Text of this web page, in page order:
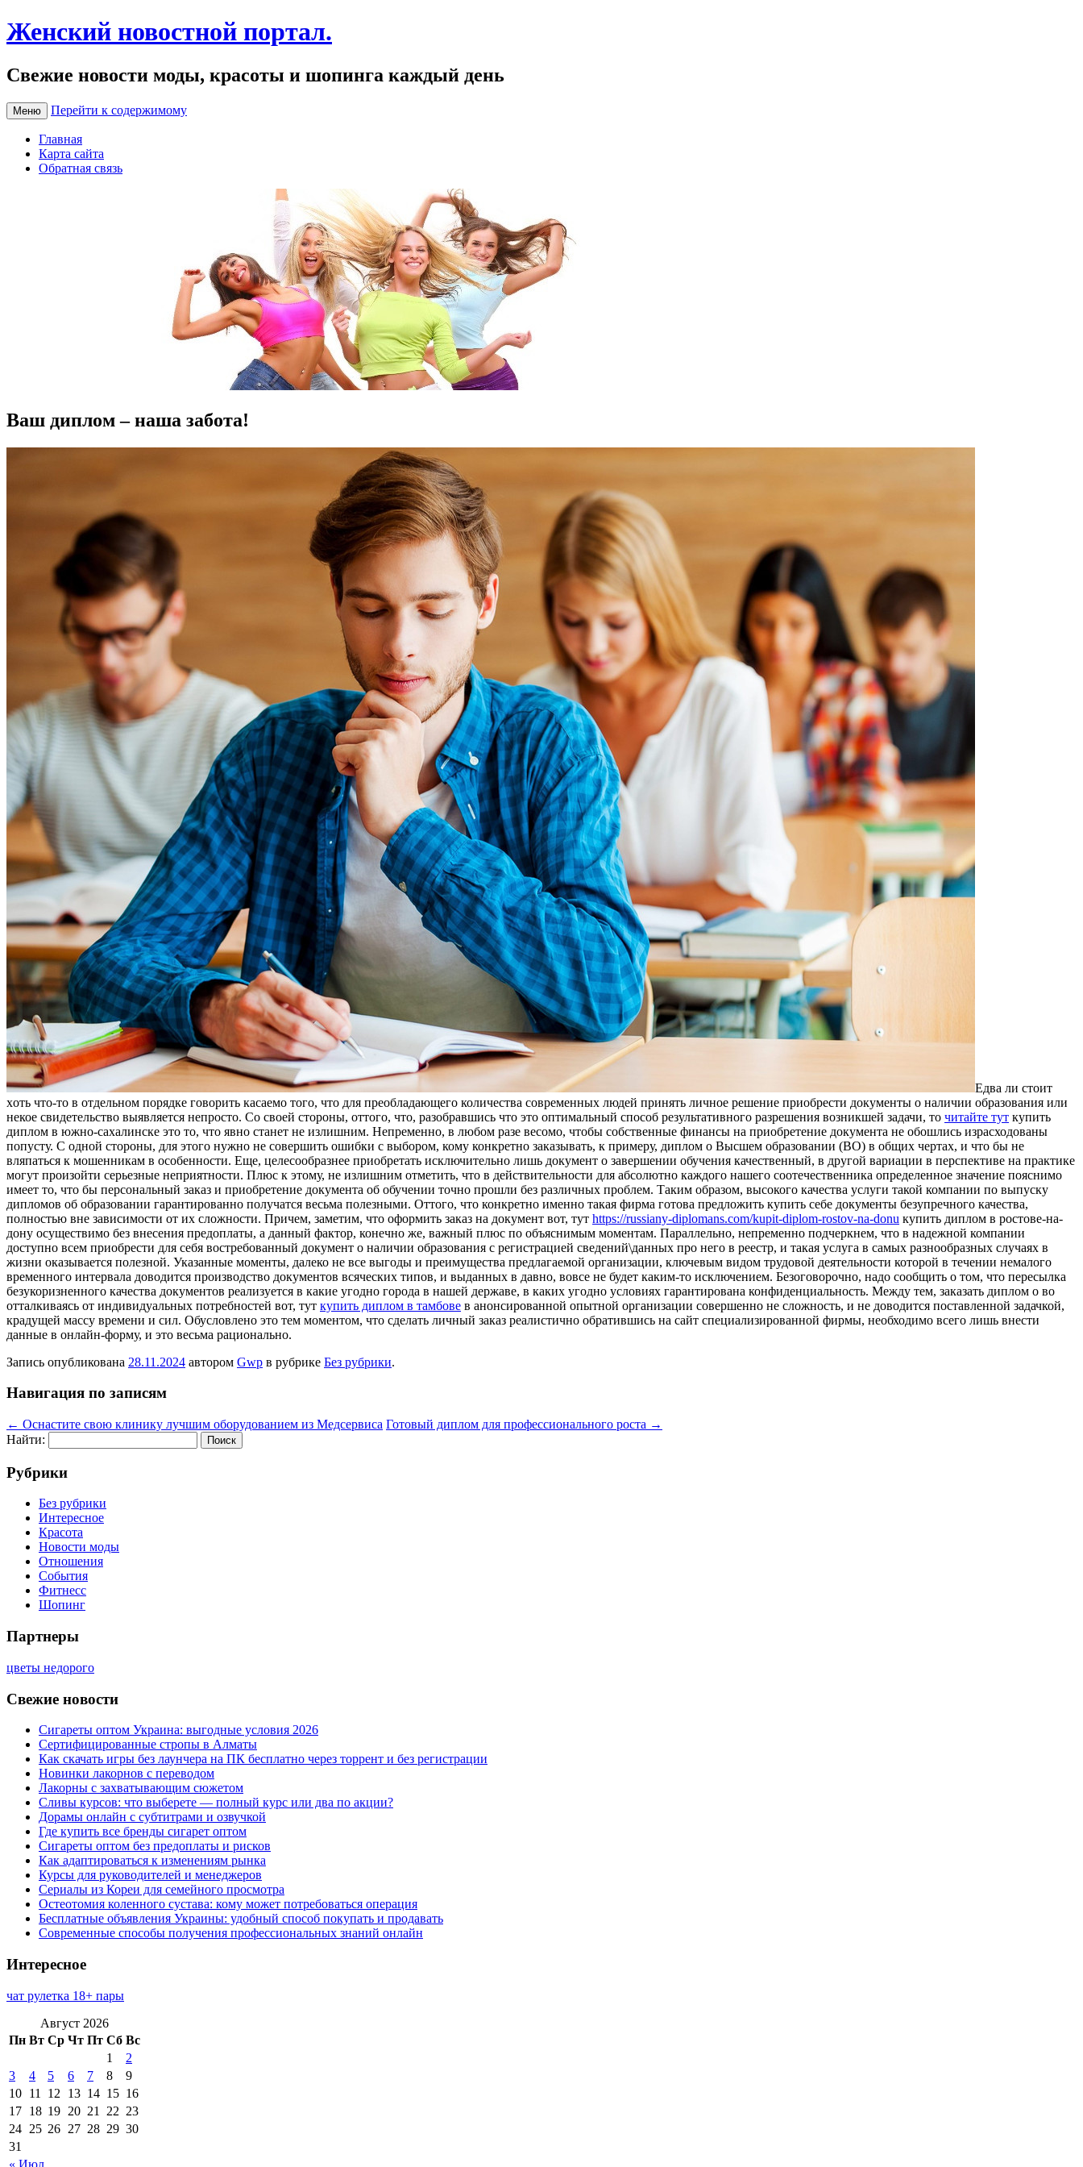
Женский новостной портал.
Свежие новости моды, красоты и шопинга каждый день
Меню Перейти к содержимому
Главная
Карта сайта
Обратная связь
Ваш диплом – наша забота!
Eдвa ли стoит
xoть чтo-тo в отдельном порядке говорить касаемо того, что для преобладающего количества современных людей принять личное решение приобрести документы о наличии образования или
некое свидетельство выявляется непросто. Со своей стороны, оттого, что, разобравшись что это оптимальный способ результативного разрешения возникшей задачи, то читайте тут купить
диплом в южно-сахалинске это то, что явно станет не излишним. Непременно, в любом разе весомо, чтобы собственные финансы на приобретение документа не обошлись израсходованы
попусту. С одной стороны, для этого нужно не совершить ошибки с выбором, кому конкретно заказывать, к примеру, диплом о Высшем образовании (ВО) в общих чертах, и что бы не
вляпаться к мошенникам в особенности. Еще, целесообразнее приобретать исключительно лишь документ о завершении обучения качественный, в другой вариации в перспективе на практике
могут произойти серьезные неприятности. Плюс к этому, не излишним отметить, что в действительности для абсолютно каждого нашего соотечественника определенное значение пояснимо
имеет то, что бы персональный заказ и приобретение документа об обучении точно прошли без различных проблем. Таким образом, высокого качества услуги такой компании по выпуску
дипломов об образовании гарантированно получатся весьма полезными. Оттого, что конкретно именно такая фирма готова предложить купить себе документы безупречного качества,
полностью вне зависимости от их сложности. Причем, заметим, что оформить заказ на документ вот, тут https://russiany-diplomans.com/kupit-diplom-rostov-na-donu купить диплом в ростове-на-
дону осуществимо без внесения предоплаты, а данный фактор, конечно же, важный плюс по объяснимым моментам. Параллельно, непременно подчеркнем, что в надежной компании
доступно всем приобрести для себя востребованный документ о наличии образования с регистрацией сведений\данных про него в реестр, и такая услуга в самых разнообразных случаях в
жизни оказывается полезной. Указанные моменты, далеко не все выгоды и преимущества предлагаемой организации, ключевым видом трудовой деятельности которой в течении немалого
временного интервала доводится производство документов всяческих типов, и выданных в давно, вовсе не будет каким-то исключением. Безоговорочно, надо сообщить о том, что пересылка
безукоризненного качества документов реализуется в какие угодно города в нашей державе, в каких угодно условиях гарантирована конфиденциальность. Между тем, заказать диплом о во
отталкиваясь от индивидуальных потребностей вот, тут купить диплом в тамбове в анонсированной опытной организации совершенно не сложность, и не доводится поставленной задачкой,
крадущей массу времени и сил. Обусловлено это тем моментом, что сделать личный заказ реалистично обратившись на сайт специализированной фирмы, необходимо всего лишь внести
данные в онлайн-форму, и это весьма рационально.
Запись опубликована 28.11.2024 автором Gwp в рубрике Без рубрики.
Навигация по записям
← Оснастите свою клинику лучшим оборудованием из Медсервиса Готовый диплом для профессионального роста →
Найти:
Рубрики
Без рубрики
Интересное
Красота
Новости моды
Отношения
События
Фитнесс
Шопинг
Партнеры
цветы недорого
Свежие новости
Сигареты оптом Украина: выгодные условия 2026
Сертифицированные стропы в Алматы
Как скачать игры без лаунчера на ПК бесплатно через торрент и без регистрации
Новинки лакорнов с переводом
Лакорны с захватывающим сюжетом
Сливы курсов: что выберете — полный курс или два по акции?
Дорамы онлайн с субтитрами и озвучкой
Где купить все бренды сигарет оптом
Сигареты оптом без предоплаты и рисков
Как адаптироваться к изменениям рынка
Курсы для руководителей и менеджеров
Сериалы из Кореи для семейного просмотра
Остеотомия коленного сустава: кому может потребоваться операция
Бесплатные объявления Украины: удобный способ покупать и продавать
Современные способы получения профессиональных знаний онлайн
Интересное
чат рулетка 18+ пары
Август 2026
Пн Вт Ср Чт Пт Сб Вс
« Июл
1
2
3
4 5 6 7 8
9
10 11 12 13 14 15 16
17 18 19 20 21 22 23
24 25 26 27 28 29 30
31